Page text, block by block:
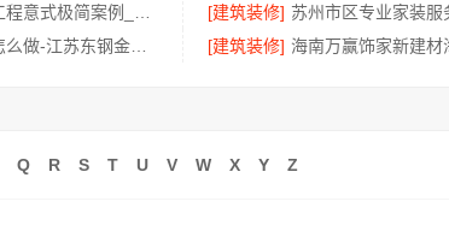
[建筑装修]
[建筑装修]
Q R S T U V W X Y Z